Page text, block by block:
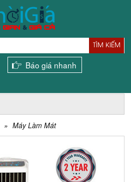
TÌM KIẾM
Báo giá nhanh
» Máy Làm Mát